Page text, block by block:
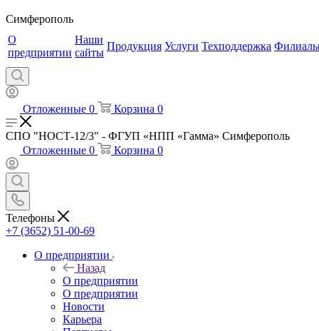
Симферополь
О
предприятии
Наши
сайты
Продукция Услуги Техподдержка
Отложенные 0 Корзина 0
СПО "НОСТ-12/3" - ФГУП «НПП «Гамма» Симферополь
Отложенные 0 Корзина 0
Телефоны
+7 (3652) 51-00-69
О предприятии
Назад
О предприятии
О предприятии
Новости
Карьера